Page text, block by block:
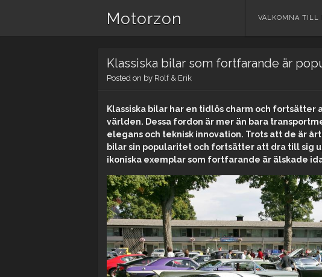
Motorzon
Skip
VÄLKOMNA TILL
Klassiska bilar som fortfarande är
Posted on by Rolf & Erik
Klassiska bilar har en tidlös charm och
världen. Dessa fordon är mer än bara
elegans och teknisk innovation. Trots att de är
bilar sin popularitet och fortsätter att dra till sig
ikoniska exemplar som fortfarande är älskade